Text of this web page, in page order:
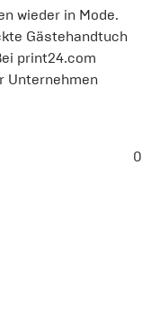
wieder in Mode.
Gästehandtuch
print24.com
Unternehmen
0